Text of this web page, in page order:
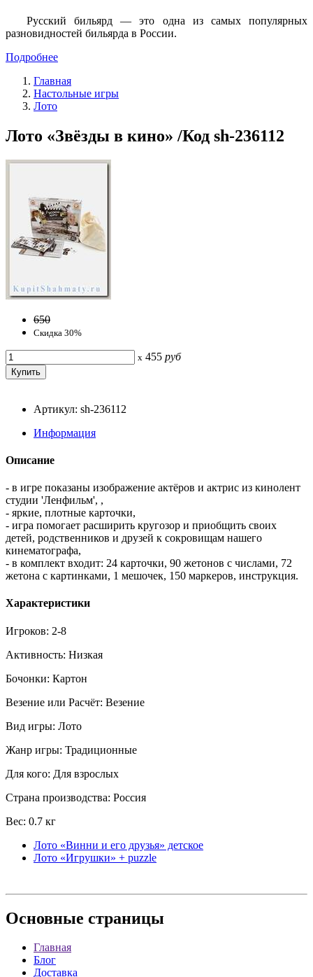
Русский бильярд — это одна из самых популярных
разновидностей бильярда в России.
Подробнее
Главная
Настольные игры
Лото
Лото «Звёзды в кино» /Код sh-236112
650
Скидка 30%
x 455 руб
Артикул: sh-236112
Информация
Описание
- в игре показаны изображение актёров и актрис из кинолент
студии 'Ленфильм', ,
- яркие, плотные карточки,
- игра помогает расширить кругозор и приобщить своих
детей, родственников и друзей к сокровищам нашего
кинематографа,
- в комплект входит: 24 карточки, 90 жетонов с числами, 72
жетона с картинками, 1 мешочек, 150 маркеров, инструкция.
Характеристики
Игроков: 2-8
Активность: Низкая
Бочонки: Картон
Везение или Расчёт: Везение
Вид игры: Лото
Жанр игры: Традиционные
Для кого: Для взрослых
Страна производства: Россия
Вес: 0.7 кг
Лото «Винни и его друзья» детское
Лото «Игрушки» + puzzle
Основные страницы
Главная
Блог
Доставка